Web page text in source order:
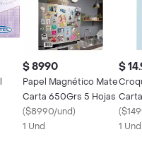
$ 8990
Papel Magnético Mate
Carta 650Grs 5 Hojas
($8990/und)
1 Und
$
(
1 Und